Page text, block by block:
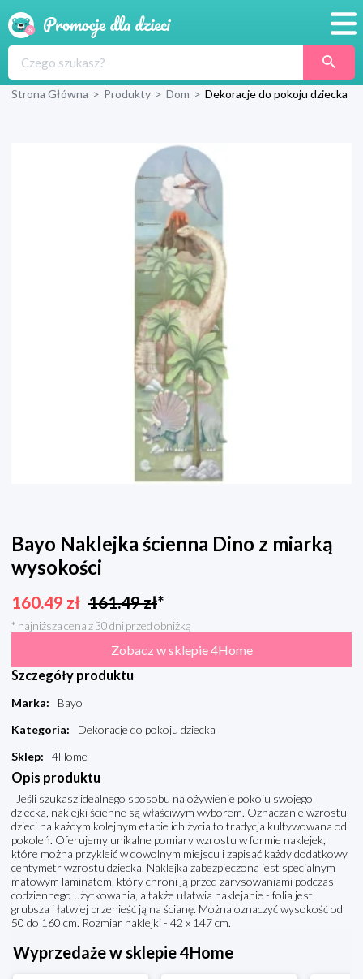
Produkty
Blog
Wyprawka
Strona Główna > Produkty > Dom > Dekoracje do pokoju dziecka
Bayo Naklejka ścienna Dino z miarką
wysokości
160.49 zł 161.49zł*
* najniższa cena z 30 dni przed obniżką
Zobacz w sklepie 4Home
Szczegóły produktu
Marka:
Bayo
Kategoria:
Dekoracje do pokoju dziecka
Sklep: 4Home
Opis produktu
Jeśli szukasz idealnego sposobu na ożywienie pokoju swojego
dziecka, naklejki ścienne są właściwym wyborem. Oznaczanie wzrostu
dzieci na każdym kolejnym etapie ich życia to tradycja kultywowana od
pokoleń. Oferujemy unikalne pomiary wzrostu w formie naklejek,
które można przykleić w dowolnym miejscu i zapisać każdy dodatkowy
centymetr wzrostu dziecka. Naklejka zabezpieczona jest specjalnym
matowym laminatem, który chroni ją przed zarysowaniami podczas
codziennego użytkowania, a także ułatwia naklejanie - folia jest
grubsza i łatwiej przenieść ją na ścianę. Można oznaczyć wysokość od
50 do 160 cm. Rozmiar naklejki - 42 x 147 cm.
Wyprzedaże w sklepie 4Home